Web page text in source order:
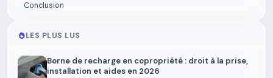
Conclusion
LES PLUS LUS
Borne de recharge en copropriété : droit à la prise,
installation et aides en 2026